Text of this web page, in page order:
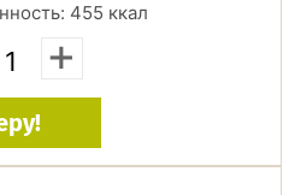
455 ккал
+